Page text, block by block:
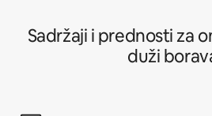
Sadržaji i prednosti za
duži